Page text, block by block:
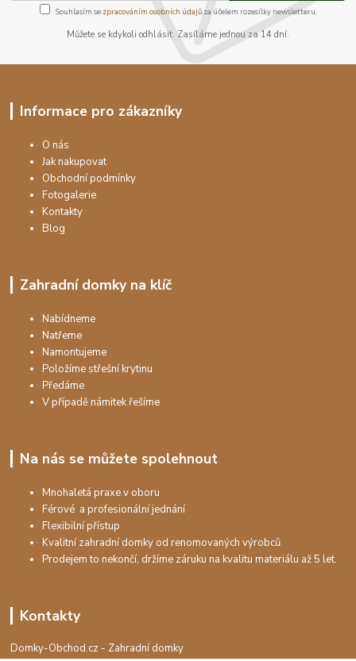
Souhlasím se zpracováním osobních údajůza účelem rozesílky newsletteru.
Můžete se kdykoli odhlásit. Zasíláme jednou za 14 dní.
Informace pro zákazníky
O nás
Jak nakupovat
Obchodní podmínky
Fotogalerie
Kontakty
Blog
Zahradní domky na klíč
Nabídneme
Natřeme
Namontujeme
Položíme střešní krytinu
Předáme
V případě námitek řešíme
Na nás se můžete spolehnout
Mnohaletá praxe v oboru
Férové a profesionální jednání
Flexibilní přístup
Kvalitní zahradní domky od renomovaných výrobců
Prodejem to nekončí, držíme záruku na kvalitu materiálu až 5 let.
Kontakty
Domky-Obchod.cz - Zahradní domky